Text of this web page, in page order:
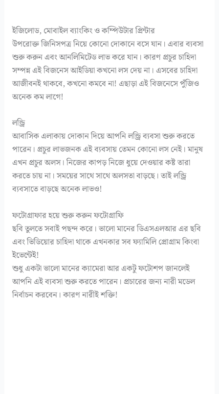
ইজিলোড, মোবাইল ব্যাংকিং ও কম্পিউটার প্রিন্টার
উপরোক্ত জিনিসপত্র নিয়ে কোনো দোকানে বসে যান। এবার ব্যবসা
শুরু করুন এবং আনলিমিটেড লাভ করে যান। কারণ প্রচুর চাহিদা
সম্পন্ন এই বিজনেস আইডিয়া কখনো লস দেয় না। এসবের চাহিদা
আজীবনই থাকবে, কখনো কমবে না! এছাড়া এই বিজনেসে পুঁজিও
অনেক কম লাগে!
লন্ড্রি
আবাসিক এলাকায় দোকান দিয়ে আপনি লন্ড্রি ব্যবসা শুরু করতে
পারেন। প্রচুর লাভজনক এই ব্যবসায় তেমন কোনো লস নেই। মানুষ
এখন প্রচুর অলস। নিজের কাপড় নিজে ধুয়ে দেওয়ার কষ্ট তারা
করতে চায় না। সময়ের সাথে সাথে অলসতা বাড়ছে। তাই লন্ড্রি
ব্যবসাতে বাড়ছে অনেক লাভও!
ফটোগ্রাফার হয়ে শুরু করুন ফটোগ্রাফি
ছবি তুলতে সবাই পছন্দ করে। ভালো মানের ডিএসএলআর এর ছবি
এবং ভিডিয়োর চাহিদা থাকে এখনকার সব ফ্যামিলি প্রোগ্রাম কিংবা
ইভেন্টেই!
শুধু একটা ভালো মানের ক্যামেরা আর একটু ফটোশপ জানলেই
আপনি এই ব্যবসা শুরু করতে পারেন। প্রচারের জন্য নারী মডেল
নির্বাচন করবেন। কারণ নারীই শক্তি!